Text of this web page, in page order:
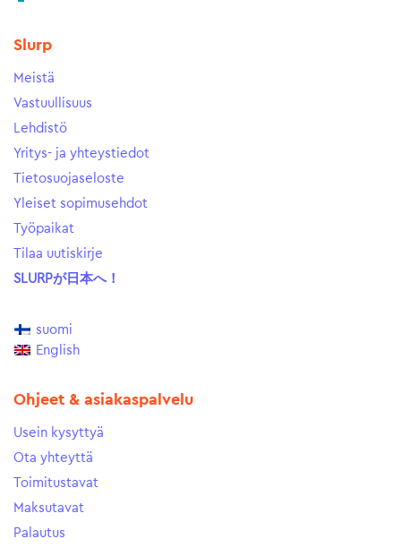
Slurp
Meistä
Vastuullisuus
Lehdistö
Yritys- ja yhteystiedot
Tietosuojaseloste
Yleiset sopimusehdot
Työpaikat
Tilaa uutiskirje
SLURPが日本へ！
suomi
English
Ohjeet & asiakaspalvelu
Usein kysyttyä
Ota yhteyttä
Toimitustavat
Maksutavat
Palautus